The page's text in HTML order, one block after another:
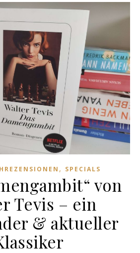
, SPECIALS
von
Tevis – ein
& aktueller